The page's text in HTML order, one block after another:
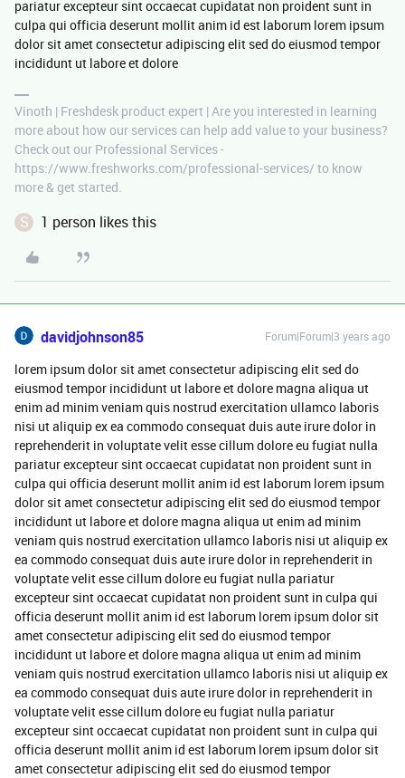
pariatur excepteur sint occaecat cupidatat non proident sunt in
culpa qui officia deserunt mollit anim id est laborum lorem ipsum
dolor sit amet consectetur adipiscing elit sed do eiusmod tempor
incididunt ut labore et dolore
Vinoth | Freshdesk product expert | Are you interested in learning
more about how our services can help add value to your business?
Check out our Professional Services -
https://www.freshworks.com/professional-services/ to know
more & get started.
S 1 person likes this
davidjohnson85 Forum|Forum|3 years ago
lorem ipsum dolor sit amet consectetur adipiscing elit sed do
eiusmod tempor incididunt ut labore et dolore magna aliqua ut
enim ad minim veniam quis nostrud exercitation ullamco laboris
nisi ut aliquip ex ea commodo consequat duis aute irure dolor in
reprehenderit in voluptate velit esse cillum dolore eu fugiat nulla
pariatur excepteur sint occaecat cupidatat non proident sunt in
culpa qui officia deserunt mollit anim id est laborum lorem ipsum
dolor sit amet consectetur adipiscing elit sed do eiusmod tempor
incididunt ut labore et dolore magna aliqua ut enim ad minim
veniam quis nostrud exercitation ullamco laboris nisi ut aliquip ex
ea commodo consequat duis aute irure dolor in reprehenderit in
voluptate velit esse cillum dolore eu fugiat nulla pariatur
excepteur sint occaecat cupidatat non proident sunt in culpa qui
officia deserunt mollit anim id est laborum lorem ipsum dolor sit
amet consectetur adipiscing elit sed do eiusmod tempor
incididunt ut labore et dolore magna aliqua ut enim ad minim
veniam quis nostrud exercitation ullamco laboris nisi ut aliquip ex
ea commodo consequat duis aute irure dolor in reprehenderit in
voluptate velit esse cillum dolore eu fugiat nulla pariatur
excepteur sint occaecat cupidatat non proident sunt in culpa qui
officia deserunt mollit anim id est laborum lorem ipsum dolor sit
amet consectetur adipiscing elit sed do eiusmod tempor